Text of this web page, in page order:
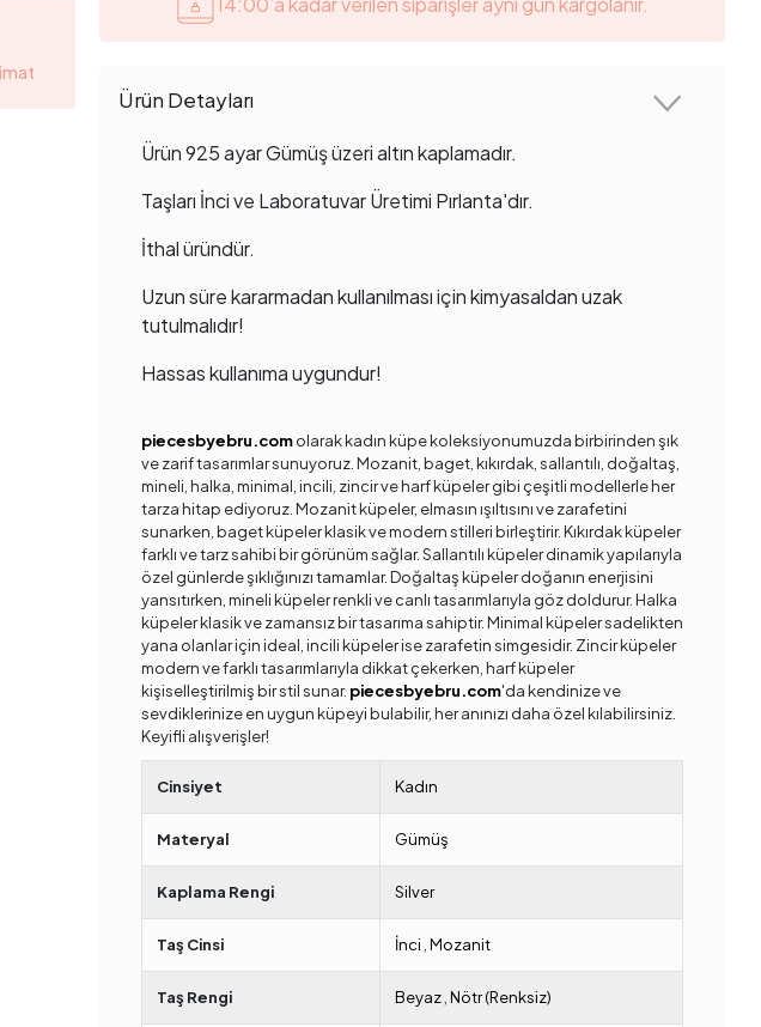
Ürün Detayları
Ürün 925 ayar Gümüş üzeri altın kaplamadır.
Taşları İnci ve Laboratuvar Üretimi Pırlanta'dır.
İthal üründür.
Uzun süre kararmadan kullanılması için kimyasaldan uzak
tutulmalıdır!
Hassas kullanıma uygundur!
piecesbyebru.comolarak kadın küpe koleksiyonumuzda birbirinden şık
ve zarif tasarımlar sunuyoruz. Mozanit, baget, kıkırdak, sallantılı, doğaltaş,
mineli, halka, minimal, incili, zincir ve harf küpeler gibi çeşitli modellerle her
tarza hitap ediyoruz. Mozanit küpeler, elmasın ışıltısını ve zarafetini
sunarken, baget küpeler klasik ve modern stilleri birleştirir. Kıkırdak küpeler
farklı ve tarz sahibi bir görünüm sağlar. Sallantılı küpeler dinamik yapılarıyla
özel günlerde şıklığınızı tamamlar. Doğaltaş küpeler doğanın enerjisini
yansıtırken, mineli küpeler renkli ve canlı tasarımlarıyla göz doldurur. Halka
küpeler klasik ve zamansız bir tasarıma sahiptir. Minimal küpeler sadelikten
yana olanlar için ideal, incili küpeler ise zarafetin simgesidir. Zincir küpeler
modern ve farklı tasarımlarıyla dikkat çekerken, harf küpeler
kişiselleştirilmiş bir stil sunar. piecesbyebru.com'da kendinize ve
sevdiklerinize en uygun küpeyi bulabilir, her anınızı daha özel kılabilirsiniz.
Keyifli alışverişler!
Cinsiyet Kadın
Materyal Gümüş
Kaplama Rengi Silver
Taş Cinsi İnci Mozanit
Taş Rengi Beyaz, Nötr (Renksiz)